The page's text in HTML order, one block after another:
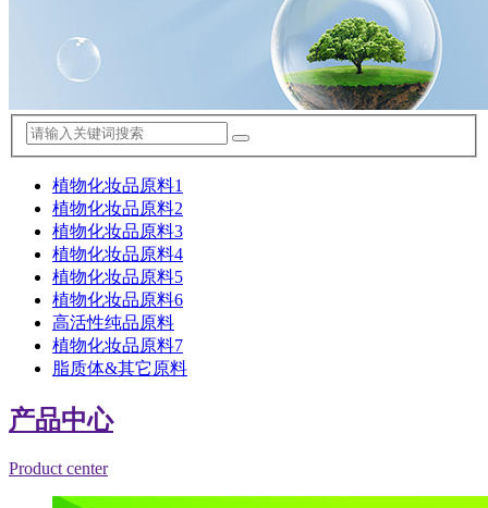
植物化妆品原料1
植物化妆品原料2
植物化妆品原料3
植物化妆品原料4
植物化妆品原料5
植物化妆品原料6
高活性纯品原料
植物化妆品原料7
脂质体&其它原料
产品中心
Product center